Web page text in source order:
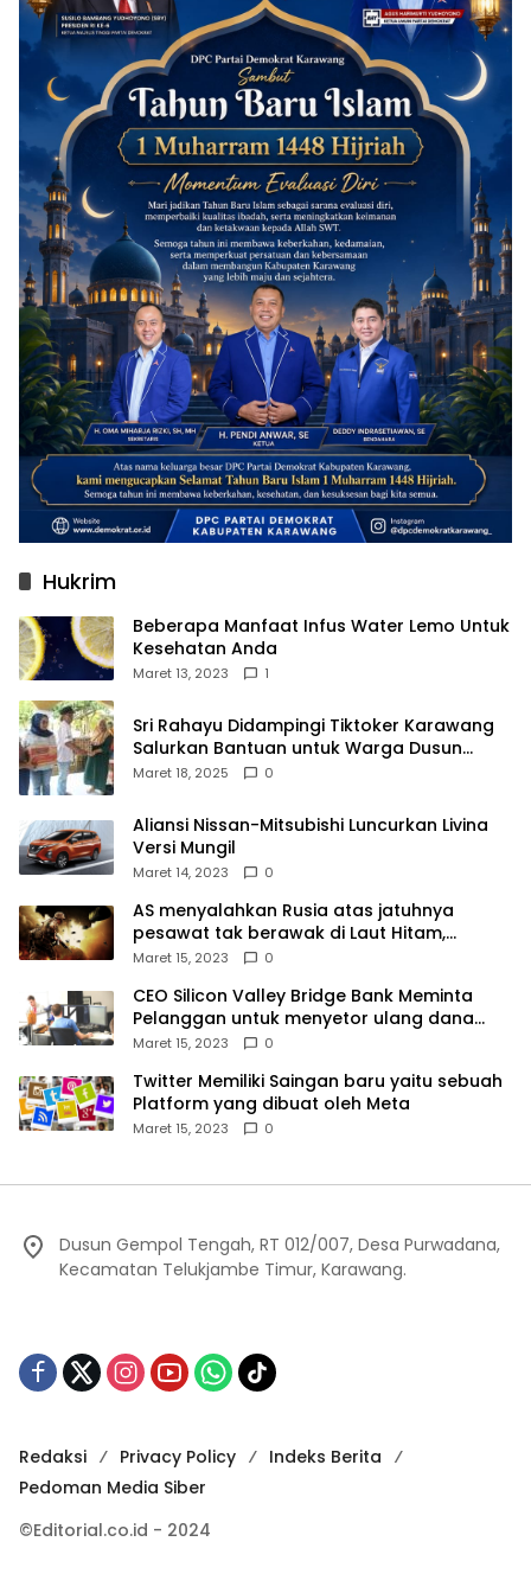
Hukrim
Beberapa Manfaat Infus Water Lemo Untuk
Kesehatan Anda
Maret 13, 2023 1
Sri Rahayu Didampingi Tiktoker Karawang
Salurkan Bantuan untuk Warga Dusun
Kampek Desa Karangligar
Maret 18, 2025 0
Aliansi Nissan-Mitsubishi Luncurkan Livina
Versi Mungil
Maret 14, 2023 0
AS menyalahkan Rusia atas jatuhnya
pesawat tak berawak di Laut Hitam,
Moskow menyangkal
Maret 15, 2023 0
CEO Silicon Valley Bridge Bank Meminta
Pelanggan untuk menyetor ulang dana
Mereka
Maret 15, 2023 0
Twitter Memiliki Saingan baru yaitu sebuah
Platform yang dibuat oleh Meta
Maret 15, 2023 0
Dusun Gempol Tengah, RT 012/007, Desa Purwadana,
Kecamatan Telukjambe Timur, Karawang.
Redaksi Privacy Policy
Indeks Berita
Pedoman Media Siber
©Editorial.co.id - 2024